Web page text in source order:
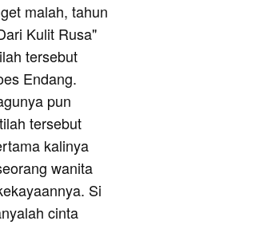
malah, tahun
Kulit Rusa"
tersebut
Endang.
pun
tersebut
kalinya
wanita
Si
cinta